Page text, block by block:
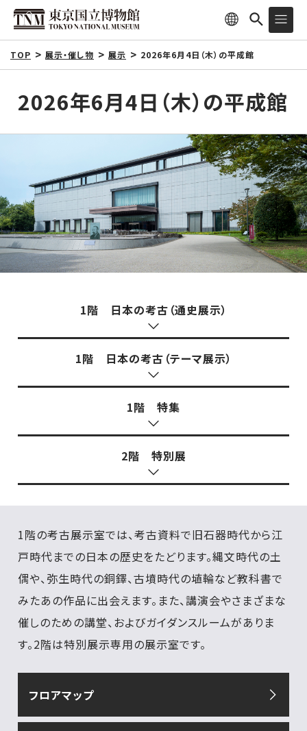
TOP 展示・催し物 展示 2026年6月4日（木）の平成館
2026年6月4日（木）の平成館
1階 日本の考古（通史展示）
1階 日本の考古（テーマ展示）
1階 特集
2階 特別展
1階の考古展示室では、考古資料で旧石器時代から江
戸時代までの日本の歴史をたどります。縄文時代の土
偶や、弥生時代の銅鐸、古墳時代の埴輪など教科書で
みたあの作品に出会えます。また、講演会やさまざまな
催しのための講堂、およびガイダンスルームがありま
す。2階は特別展示専用の展示室です。
フロアマップ